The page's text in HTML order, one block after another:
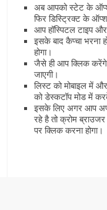
अब आपको स्‍टेट के
फिर डिस्ट्रिक्‍ट के
आप हॉस्पिटल टाइप
इसके बाद कैप्‍चा भरना
होगा।
जैसे ही आप क्लिक
जाएगी।
लिस्‍ट को मोबाइल में
को डेस्‍कटॉप मोड में
इसके लिए अगर आप
रहे है तो क्रोम
पर क्लिक करना होगा।